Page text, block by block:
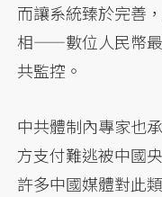
而讓系統臻於完善
相——數位人民幣最
共監控。
中共體制內專家也
方支付難逃被中國
許多中國媒體對此